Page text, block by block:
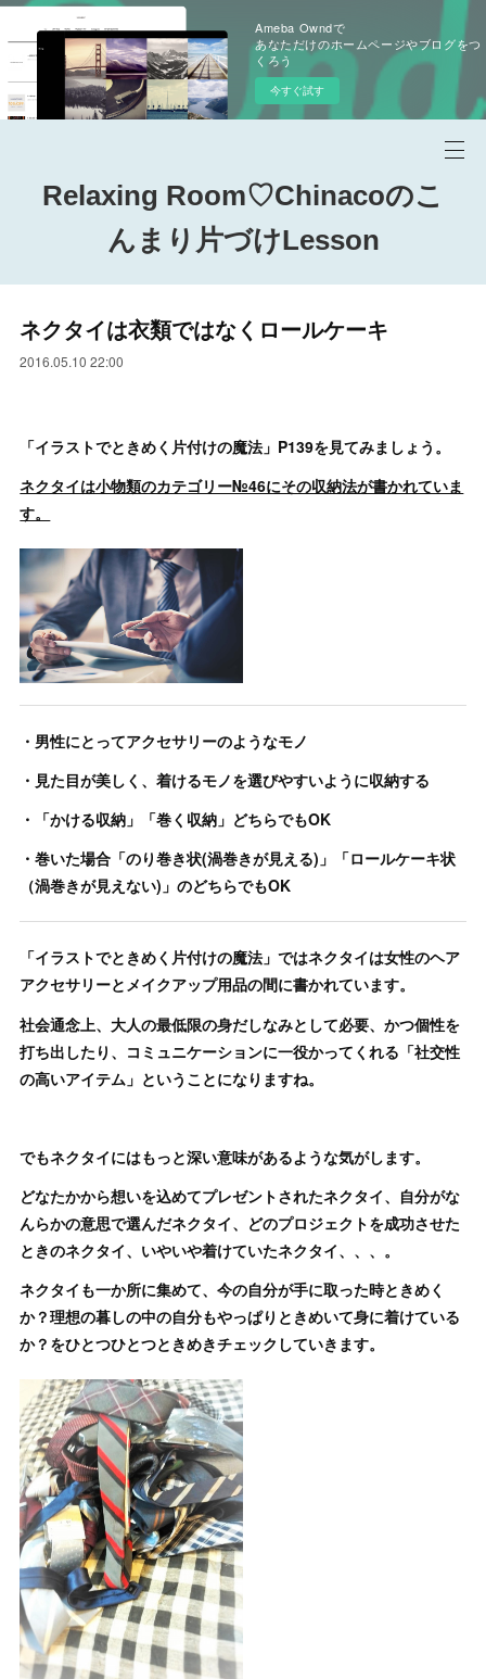
Ameba Owndで
あなただけのホームページやブログをつ
くろう
今すぐ試す
Relaxing Room♡Chinacoのこ
んまり片づけLesson
ネクタイは衣類ではなくロールケーキ
2016.05.10 22:00
「イラストでときめく片付けの魔法」P139を見てみましょう。
ネクタイは小物類のカテゴリー№46にその収納法が書かれていま
す。
・男性にとってアクセサリーのようなモノ
・見た目が美しく、着けるモノを選びやすいように収納する
・「かける収納」「巻く収納」どちらでもOK
・巻いた場合「のり巻き状(渦巻きが見える)」「ロールケーキ状
（渦巻きが見えない)」のどちらでもOK
「イラストでときめく片付けの魔法」ではネクタイは女性のヘア
アクセサリーとメイクアップ用品の間に書かれています。
社会通念上、大人の最低限の身だしなみとして必要、かつ個性を
打ち出したり、コミュニケーションに一役かってくれる「社交性
の高いアイテム」ということになりますね。
でもネクタイにはもっと深い意味があるような気がします。
どなたかから想いを込めてプレゼントされたネクタイ、自分がな
んらかの意思で選んだネクタイ、どのプロジェクトを成功させた
ときのネクタイ、いやいや着けていたネクタイ、、、。
ネクタイも一か所に集めて、今の自分が手に取った時ときめく
か？理想の暮しの中の自分もやっぱりときめいて身に着けている
か？をひとつひとつときめきチェックしていきます。